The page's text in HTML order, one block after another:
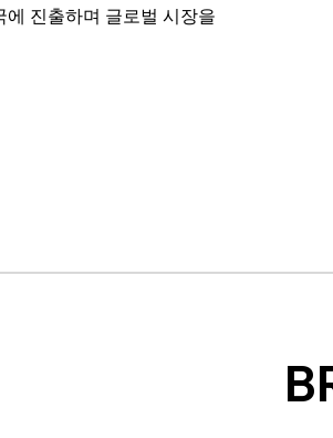
진출하며 글로벌 시장을